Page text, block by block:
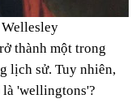
thành một trong
lịch sử. Tuy nhiên,
'wellingtons'?